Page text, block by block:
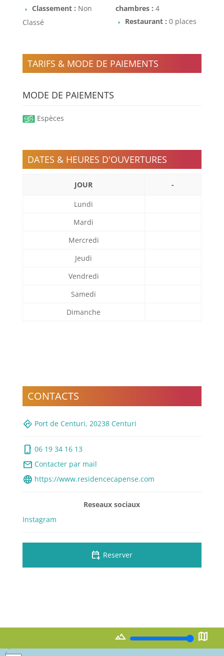
Classement : Non
Classé
chambres : 4
Restaurant : 0 places
TARIFS & MODE DE PAIEMENTS
MODE DE PAIEMENTS
Espèces
DATES & HEURES D'OUVERTURES
JOUR -
Lundi
Mardi
Mercredi
Jeudi
Vendredi
Samedi
Dimanche
CONTACTS
directions Port de Centuri, 20238 Centuri
phone_iphone 06 19 34 16 13
mail Contacter par mail
language https://www.residencecapense.com
Reseaux sociaux
Instagram
calendar_add_on Reserver
landscape map